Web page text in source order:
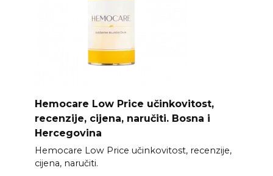
Hemocare Low Price učinkovitost,
recenzije, cijena, naručiti. Bosna i
Hercegovina
Hemocare Low Price učinkovitost, recenzije,
cijena, naručiti.